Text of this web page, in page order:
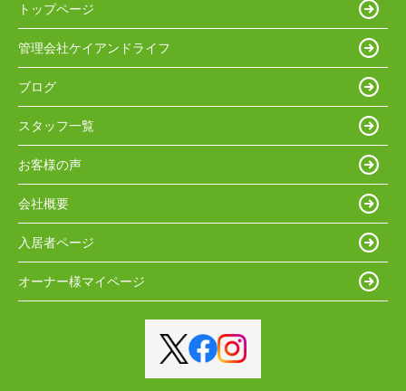
トップページ
管理会社ケイアンドライフ
ブログ
スタッフ一覧
お客様の声
会社概要
入居者ページ
オーナー様マイページ